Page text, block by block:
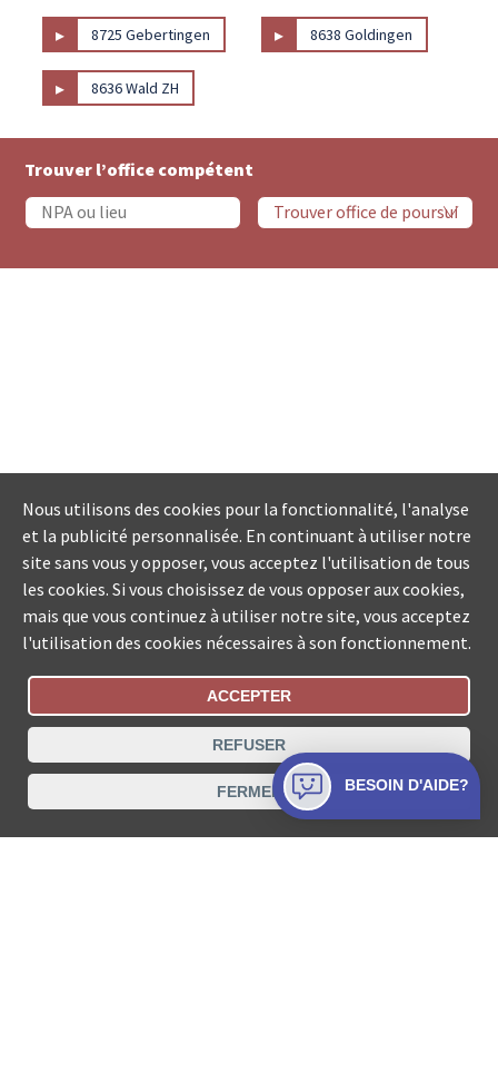
▸ 8725 Gebertingen ▸ 8638 Goldingen
▸ 8636 Wald ZH
Trouver l’office compétent
Statut De La Commande
Recherche des offices de Suisse
Protection des données Mentions légales
Conditions d’utilisation Contact
Nous utilisons des cookies pour la fonctionnalité, l'analyse
et la publicité personnalisée. En continuant à utiliser notre
site sans vous y opposer, vous acceptez l'utilisation de tous
les cookies. Si vous choisissez de vous opposer aux cookies,
mais que vous continuez à utiliser notre site, vous acceptez
l'utilisation des cookies nécessaires à son fonctionnement.
ACCEPTER
REFUSER
FERMER BESOIN D'AIDE?